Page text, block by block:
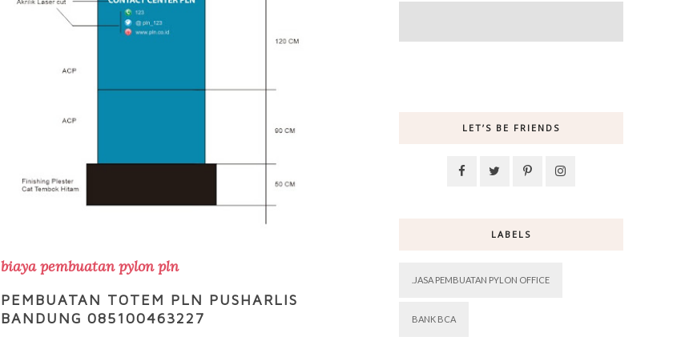
biaya pembuatan pylon pln
PEMBUATAN TOTEM PLN PUSHARLIS
BANDUNG 085100463227
LET’S BE FRIENDS
LABELS
.JASA PEMBUATAN PYLON OFFICE
BANK BCA